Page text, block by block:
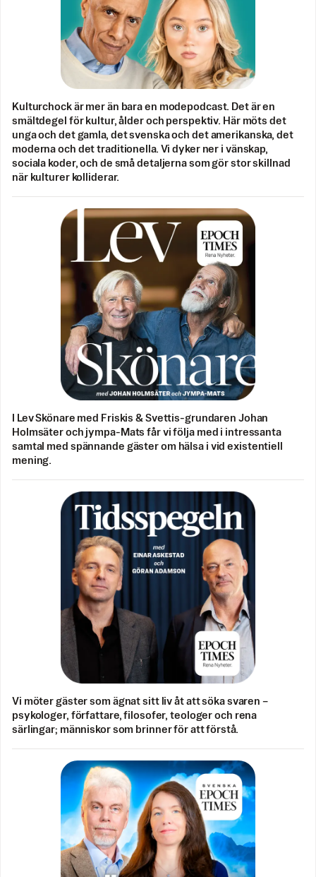
Kulturchock är mer än bara en modepodcast. Det är en
smältdegel för kultur, ålder och perspektiv. Här möts det
unga och det gamla, det svenska och det amerikanska, det
moderna och det traditionella. Vi dyker ner i vänskap,
sociala koder, och de små detaljerna som gör stor skillnad
när kulturer kolliderar.
I Lev Skönare med Friskis & Svettis-grundaren Johan
Holmsäter och jympa-Mats får vi följa med i intressanta
samtal med spännande gäster om hälsa i vid existentiell
mening.
Vi möter gäster som ägnat sitt liv åt att söka svaren –
psykologer, författare, filosofer, teologer och rena
särlingar; människor som brinner för att förstå.